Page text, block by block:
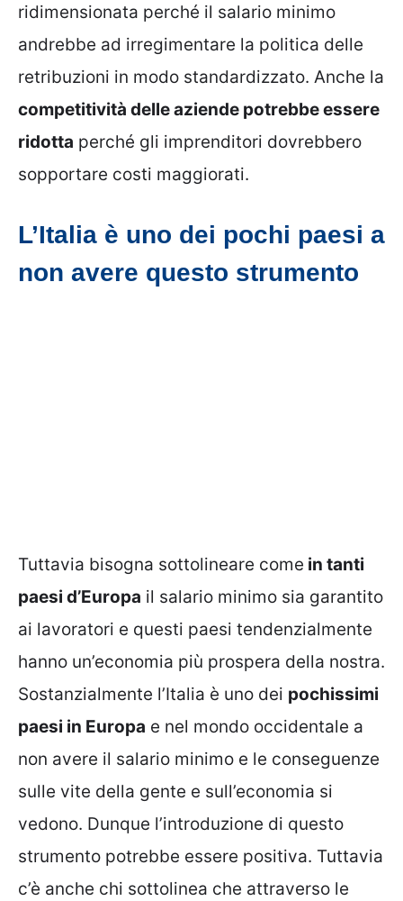
ridimensionata perché il salario minimo
andrebbe ad irregimentare la politica delle
retribuzioni in modo standardizzato. Anche la
competitività delle aziende potrebbe essere
ridotta perché gli imprenditori dovrebbero
sopportare costi maggiorati.
L’Italia è uno dei pochi paesi a
non avere questo strumento
Tuttavia bisogna sottolineare come in tanti
paesi d’Europa il salario minimo sia garantito
ai lavoratori e questi paesi tendenzialmente
hanno un’economia più prospera della nostra.
Sostanzialmente l’Italia è uno dei pochissimi
paesi in Europa e nel mondo occidentale a
non avere il salario minimo e le conseguenze
sulle vite della gente e sull’economia si
vedono. Dunque l’introduzione di questo
strumento potrebbe essere positiva. Tuttavia
c’è anche chi sottolinea che attraverso le